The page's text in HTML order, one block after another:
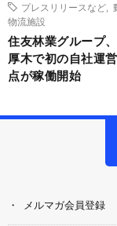
プレスリリースなど
物流施設
住友林業グループ
厚木で初の自社運
点が稼働開始
メルマガ会員登録